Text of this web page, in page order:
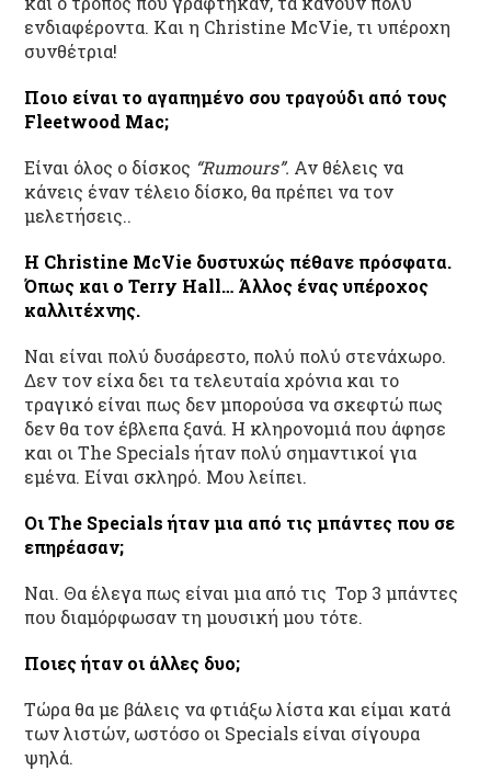
ενδιαφέροντα. Και η Christine McVie, τι υπέροχη
συνθέτρια!
Ποιο είναι το αγαπημένο σου τραγούδι από τους
Fleetwood Mac;
Είναι όλος ο δίσκος “Rumours”. Αν θέλεις να
κάνεις έναν τέλειο δίσκο, θα πρέπει να τον
μελετήσεις..
Η Christine McVie δυστυχώς πέθανε πρόσφατα.
Όπως και οTerry Hall… Άλλος ένας υπέροχος
καλλιτέχνης.
Ναι είναι πολύ δυσάρεστο, πολύ πολύ στενάχωρο.
Δεν τον είχα δει τα τελευταία χρόνια και το
τραγικό είναι πως δεν μπορούσα να σκεφτώ πως
δεν θα τον έβλεπα ξανά. Η κληρονομιά που άφησε
και οι The Specials ήταν πολύ σημαντικοί για
εμένα. Είναι σκληρό. Μου λείπει.
ΟιThe Specialsήταν μια από τις μπάντες που σε
επηρέασαν;
Ναι. Θα έλεγα πως είναι μια από τις Top 3 μπάντες
που διαμόρφωσαν τη μουσική μου τότε.
Ποιες ήταν οι άλλες δυο;
Τώρα θα με βάλεις να φτιάξω λίστα και είμαι κατά
των λιστών, ωστόσο οι Specials είναι σίγουρα
ψηλά.